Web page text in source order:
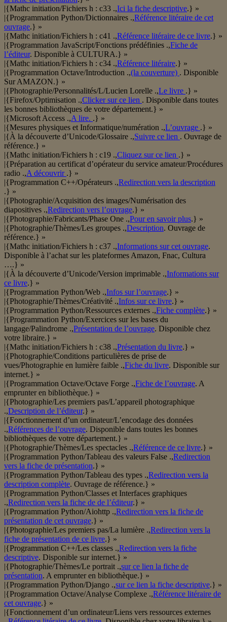
|{Mathc initiation/Fichiers h : c33 .,Ici la fiche descriptive.} »
|{Programmation Python/Dictionnaires .,Référence litéraire de cet
ouvrage.} »
|{Mathc initiation/Fichiers h : c41 .,Référence litéraire de ce livre.} »
|{Programmation JavaScript/Fonctions prédéfinies .,Fiche de
l’éditeur. Disponible à CULTURA.} »
|{Mathc initiation/Fichiers h : c34 .,Référence litéraire.} »
|{Programmation Octave/Introduction .,(la couverture) . Disponible
Sur AMAZON.} »
|{Photographie/Personnalités/L/Lucien Lorelle .,Le livre .} »
|{Firefox/Optimisation .,Clicker sur ce lien . Disponible dans toutes
les bonnes bibliothèques de votre département.} »
|{Microsoft Access .,A lire. .} »
|{Mesures physiques et Informatique/numération .,L’ouvrage .} »
|{À la découverte d’Unicode/Glossaire .,Suivre ce lien . Ouvrage de
référence.} »
|{Mathc initiation/Fichiers h : c19 .,Cliquez sur ce lien .} »
|{Préparation au certificat d’opérateur du service amateur/Procédures
radio .,A découvrir .} »
|{Programmation C++/Opérateurs .,Redirection vers la description
.} »
|{Photographie/Acquisition des images/Numérisation des
diapositives .,Redirection vers l’ouvrage.} »
|{Photographie/Fabricants/Phase One .,Pour en savoir plus.} »
|{Photographie/Thèmes/Les groupes .,Description. Ouvrage de
référence.} »
|{Mathc initiation/Fichiers h : c37 .,Informations sur cet ouvrage.
Disponible à l’achat sur les plateformes Amazon, Fnac, Cultura
….} »
|{À la découverte d’Unicode/Version imprimable .,Informations sur
ce livre.} »
|{Programmation Python/Web .,Infos sur l’ouvrage.} »
|{Photographie/Thèmes/Créativité .,Infos sur ce livre.} »
|{Programmation Python/Ressources externes .,Fiche complète.} »
|{Programmation Python/Exercices sur les bases du
langage/Palindrome .,Présentation de l’ouvrage. Disponible chez
votre libraire.} »
|{Mathc initiation/Fichiers h : c38 .,Présentation du livre.} »
|{Photographie/Conditions particulières de prise de
vues/Photographie en lumière faible .,Fiche du livre. Disponible sur
internet.} »
|{Programmation Octave/Octave Forge .,Fiche de l’ouvrage. A
emprunter en bibliothèque.} »
|{Photographie/Les premiers pas/L’appareil photographique
.,Description de l’éditeur.} »
|{Fonctionnement d’un ordinateur/L’encodage des données
.,Références de l’ouvrage. Disponible dans toutes les bonnes
bibliothèques de votre département.} »
|{Photographie/Thèmes/Les spectacles .,Référence de ce livre.} »
|{Programmation Python/Tableau des valeurs False .,Redirection
vers la fiche de présentation.} »
|{Programmation Python/Tableau des types .,Redirection vers la
description complète. Ouvrage de référence.} »
|{Programmation Python/Classes et Interfaces graphiques
.,Redirection vers la fiche de de l’éditeur.} »
|{Programmation Python/Aiohttp .,Redirection vers la fiche de
présentation de cet ouvrage.} »
|{Photographie/Les premiers pas/La lumière .,Redirection vers la
fiche de présentation de ce livre.} »
|{Programmation C++/Les classes .,Redirection vers la fiche
descriptive. Disponible sur internet.} »
|{Photographie/Thèmes/Le portrait .,sur ce lien la fiche de
présentation. A emprunter en bibliothèque.} »
|{Programmation Python/Django .,sur ce lien la fiche descriptive.} »
|{Programmation Octave/Analyse Complexe .,Référence litéraire de
cet ouvrage.} »
|{Fonctionnement d’un ordinateur/Liens vers ressources externes